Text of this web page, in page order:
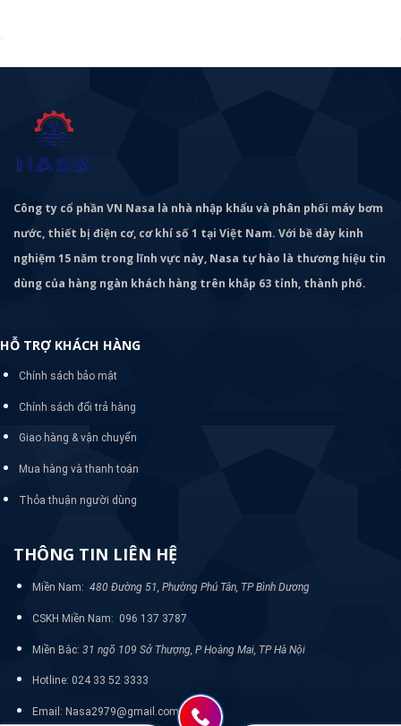
Công ty cổ phần VN Nasa là nhà nhập khẩu và phân phối máy bơm
nước, thiết bị điện cơ, cơ khí số 1 tại Việt Nam. Với bề dày kinh
nghiệm 15 năm trong lĩnh vực này, Nasa tự hào là thương hiệu tin
dùng của hàng ngàn khách hàng trên khắp 63 tỉnh, thành phố.
HỖ TRỢ KHÁCH HÀNG
Chính sách bảo mật
Chính sách đổi trả hàng
Giao hàng & vận chuyển
Mua hàng và thanh toán
Thỏa thuận người dùng
THÔNG TIN LIÊN HỆ
Miền Nam: 480 Đường 51, Phường Phú Tân, TP Bình Dương
CSKH Miền Nam: 096 137 3787
Miền Bắc: 31 ngõ 109 Sở Thượng, P Hoàng Mai, TP Hà Nội
Hotline: 024 33 52 3333
Email: Nasa2979@gmail.com